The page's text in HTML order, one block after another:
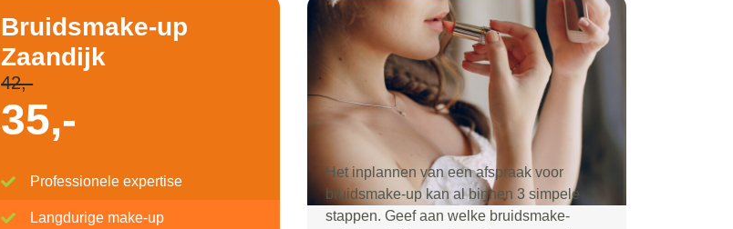
Bruidsmake-up
Zaandijk
42,-
35,-
Professionele expertise
Langdurige make-up
Het inplannen van een afspraak voor
bruidsmake-up kan al binnen 3 simpele
stappen. Geef aan welke bruidsmake-